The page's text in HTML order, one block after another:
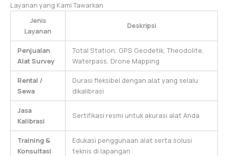
Layanan yang Kami Tawarkan
Jenis
Layanan
Deskripsi
Penjualan
Alat Survey
Total Station, GPS Geodetik, Theodolite,
Waterpass, Drone Mapping
Rental /
Sewa
Durasi fleksibel dengan alat yang selalu
dikalibrasi
Jasa
Kalibrasi
Sertifikasi resmi untuk akurasi alat Anda
Training &
Konsultasi
Edukasi penggunaan alat serta solusi
teknis di lapangan